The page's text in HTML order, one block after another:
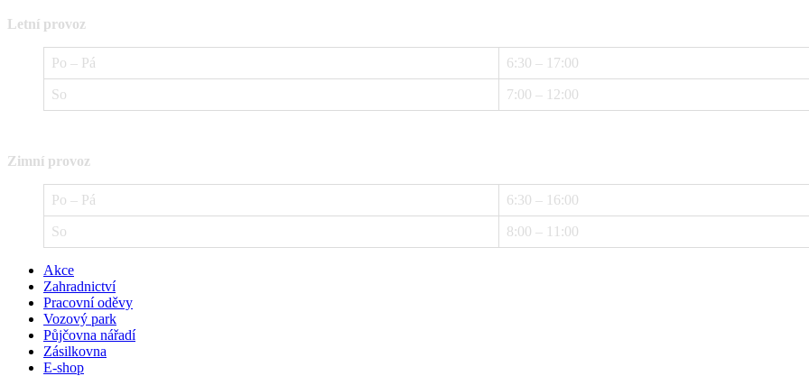
Letní provoz
Po – Pá 6:30 – 17:00
So 7:00 – 12:00
Zimní provoz
Po – Pá 6:30 – 16:00
So 8:00 – 11:00
Akce
Zahradnictví
Pracovní oděvy
Vozový park
Půjčovna nářadí
Zásilkovna
E-shop